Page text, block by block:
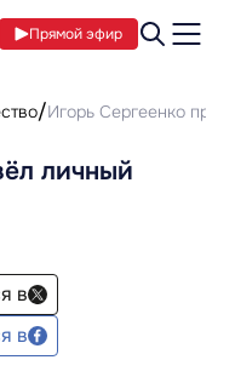
Прямой эфир
Игорь Сергеенко
личный
в
в